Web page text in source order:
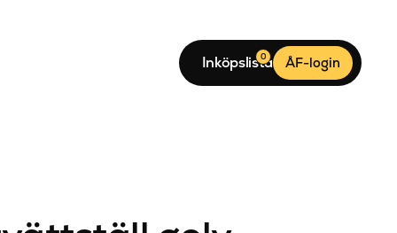
Inköpslista
0 ÅF-login